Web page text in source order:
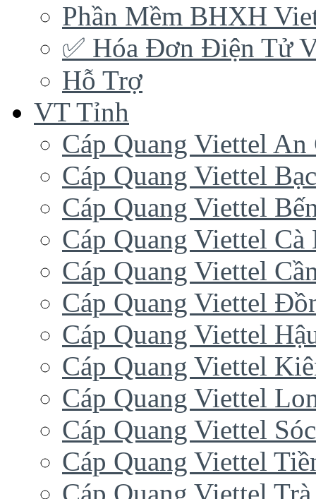
Phần Mềm BHXH
✅‎ Hóa Đơn Điện Tử
Hỗ Trợ
VT Tỉnh
Cáp Quang Viettel An
Cáp Quang Viettel
Cáp Quang Viettel
Cáp Quang Viettel Cà
Cáp Quang Viettel
Cáp Quang Viettel
Cáp Quang Viettel
Cáp Quang Viettel
Cáp Quang Viettel
Cáp Quang Viettel
Cáp Quang Viettel